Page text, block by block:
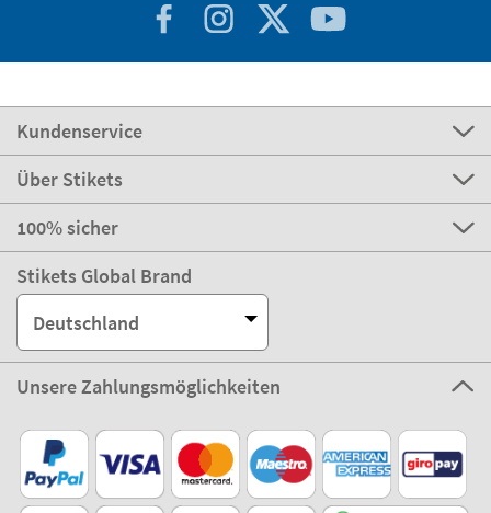
Kundenservice
Über Stikets
100% sicher
Stikets Global Brand
Deutschland
Unsere Zahlungsmöglichkeiten